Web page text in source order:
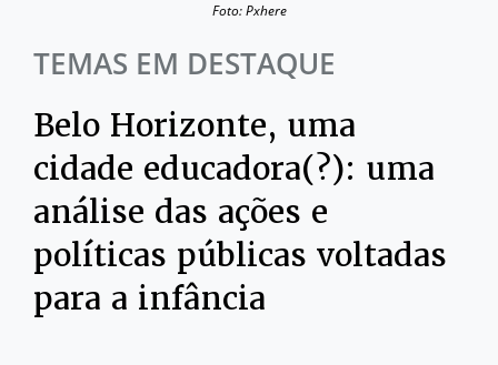
Foto: Pxhere
TEMAS EM DESTAQUE
Belo Horizonte, uma
cidade educadora(?): uma
análise das ações e
políticas públicas voltadas
para a infância